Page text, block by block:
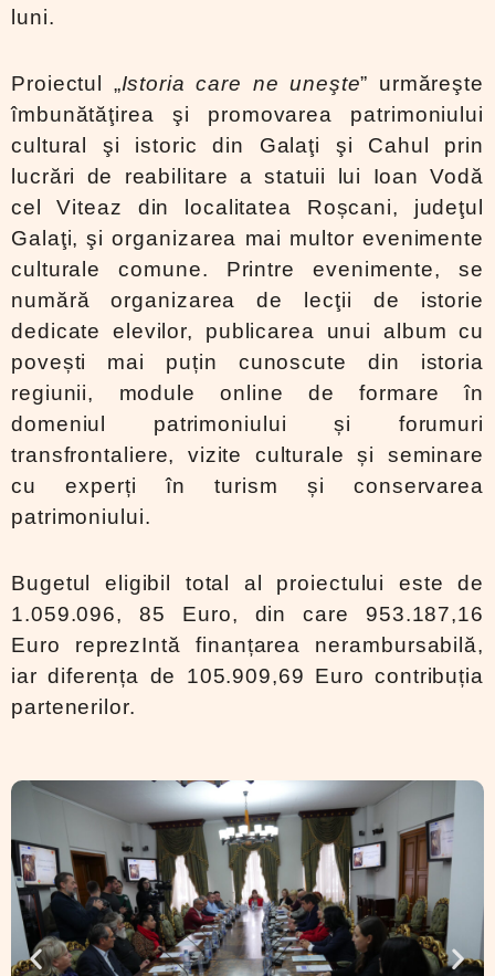
luni.
Proiectul „Istoria care ne uneşte” urmăreşte
îmbunătăţirea şi promovarea patrimoniului
cultural şi istoric din Galaţi şi Cahul prin
lucrări de reabilitare a statuii lui Ioan Vodă
cel Viteaz din localitatea Roșcani, judeţul
Galaţi, şi organizarea mai multor evenimente
culturale comune. Printre evenimente, se
numără organizarea de lecţii de istorie
dedicate elevilor, publicarea unui album cu
povești mai puțin cunoscute din istoria
regiunii, module online de formare în
domeniul patrimoniului și forumuri
transfrontaliere, vizite culturale și seminare
cu experți în turism și conservarea
patrimoniului.
Bugetul eligibil total al proiectului este de
1.059.096, 85 Euro, din care 953.187,16
Euro reprezIntă finanțarea nerambursabilă,
iar diferența de 105.909,69 Euro contribuția
partenerilor.